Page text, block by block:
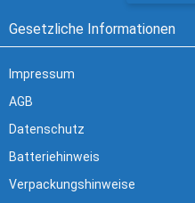
Gesetzliche Informationen
Impressum
AGB
Datenschutz
Batteriehinweis
Verpackungshinweise